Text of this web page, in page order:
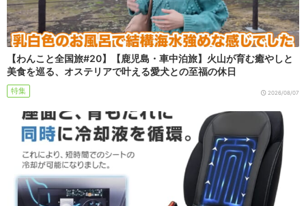
【わんこと全国旅#20】【鹿児島・車中泊旅】火山が育む癒やしと
美食を巡る、オステリアで叶える愛犬との至福の休日
特集 2026/08/07